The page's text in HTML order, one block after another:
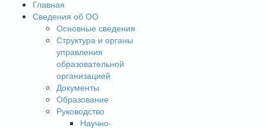
Главная
Сведения об ОО
Основные сведения
Структура и органы
управления
образовательной
организацией
Документы
Образование
Руководство
Научно-